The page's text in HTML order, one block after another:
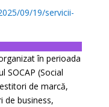
09/19/servicii-
în perioada
SOCAP (Social
de marcă,
de business,